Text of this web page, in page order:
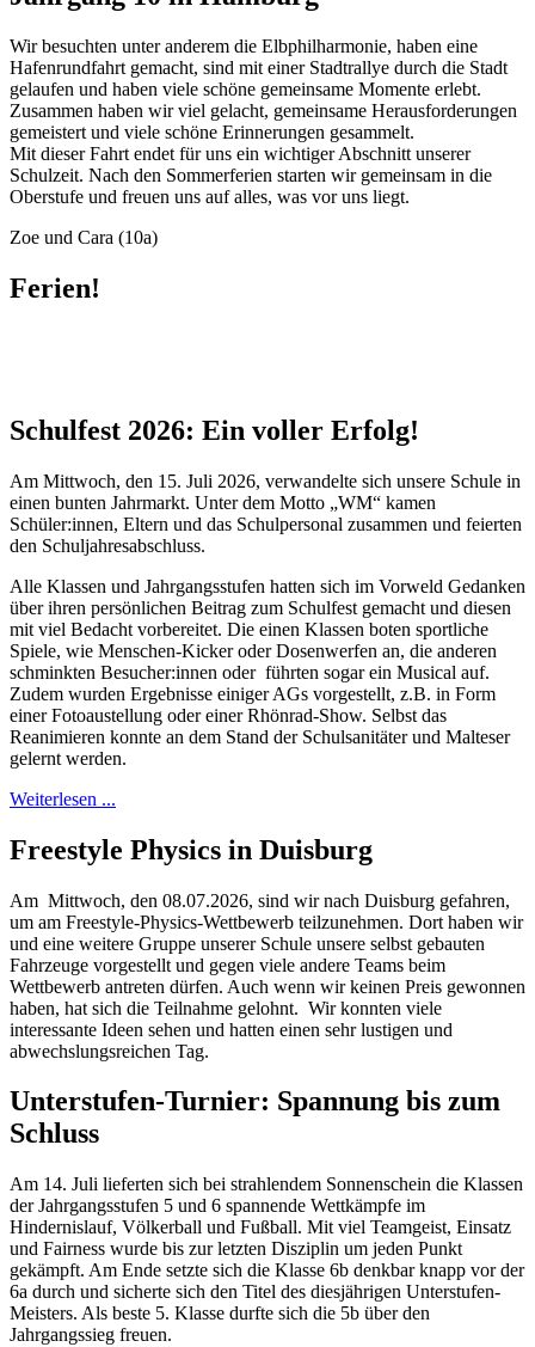
Wir besuchten unter anderem die Elbphilharmonie, haben eine
Hafenrundfahrt gemacht, sind mit einer Stadtrallye durch die Stadt
gelaufen und haben viele schöne gemeinsame Momente erlebt.
Zusammen haben wir viel gelacht, gemeinsame Herausforderungen
gemeistert und viele schöne Erinnerungen gesammelt.
Mit dieser Fahrt endet für uns ein wichtiger Abschnitt unserer
Schulzeit. Nach den Sommerferien starten wir gemeinsam in die
Oberstufe und freuen uns auf alles, was vor uns liegt.
Zoe und Cara (10a)
Ferien!
Schulfest 2026: Ein voller Erfolg!
Am Mittwoch, den 15. Juli 2026, verwandelte sich unsere Schule in
einen bunten Jahrmarkt. Unter dem Motto „WM“ kamen
Schüler:innen, Eltern und das Schulpersonal zusammen und feierten
den Schuljahresabschluss.
Alle Klassen und Jahrgangsstufen hatten sich im Vorweld Gedanken
über ihren persönlichen Beitrag zum Schulfest gemacht und diesen
mit viel Bedacht vorbereitet. Die einen Klassen boten sportliche
Spiele, wie Menschen-Kicker oder Dosenwerfen an, die anderen
schminkten Besucher:innen oder führten sogar ein Musical auf.
Zudem wurden Ergebnisse einiger AGs vorgestellt, z.B. in Form
einer Fotoaustellung oder einer Rhönrad-Show. Selbst das
Reanimieren konnte an dem Stand der Schulsanitäter und Malteser
gelernt werden.
Weiterlesen ...
Freestyle Physics in Duisburg
Am Mittwoch, den 08.07.2026, sind wir nach Duisburg gefahren,
um am Freestyle-Physics-Wettbewerb teilzunehmen. Dort haben wir
und eine weitere Gruppe unserer Schule unsere selbst gebauten
Fahrzeuge vorgestellt und gegen viele andere Teams beim
Wettbewerb antreten dürfen. Auch wenn wir keinen Preis gewonnen
haben, hat sich die Teilnahme gelohnt. Wir konnten viele
interessante Ideen sehen und hatten einen sehr lustigen und
abwechslungsreichen Tag.
Unterstufen-Turnier: Spannung bis zum
Schluss
Am 14. Juli lieferten sich bei strahlendem Sonnenschein die Klassen
der Jahrgangsstufen 5 und 6 spannende Wettkämpfe im
Hindernislauf, Völkerball und Fußball. Mit viel Teamgeist, Einsatz
und Fairness wurde bis zur letzten Disziplin um jeden Punkt
gekämpft. Am Ende setzte sich die Klasse 6b denkbar knapp vor der
6a durch und sicherte sich den Titel des diesjährigen Unterstufen-
Meisters. Als beste 5. Klasse durfte sich die 5b über den
Jahrgangssieg freuen.